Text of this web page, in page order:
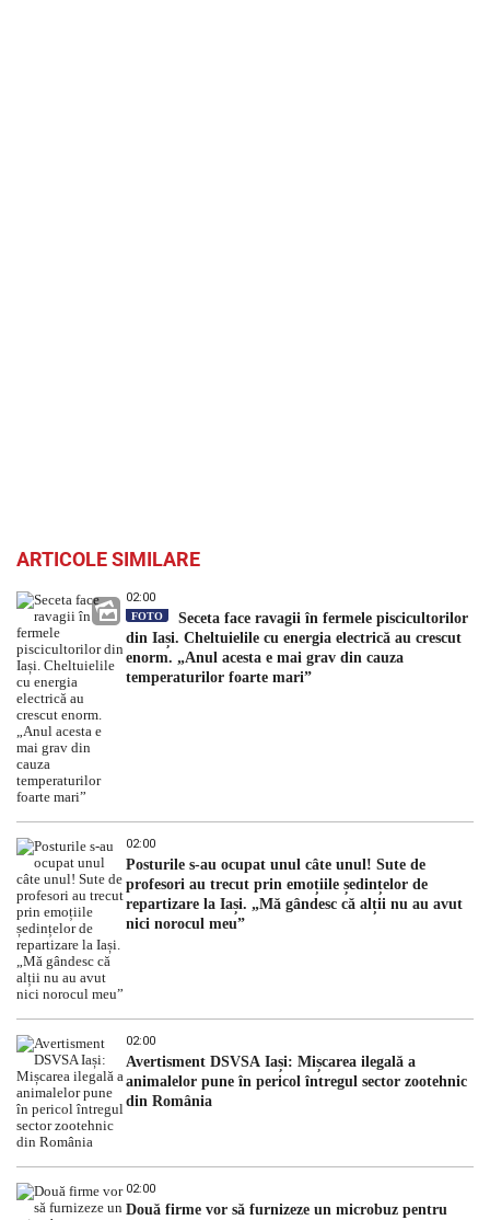
ARTICOLE SIMILARE
02:00
FOTO
Seceta face ravagii în fermele piscicultorilor
din Iași. Cheltuielile cu energia electrică au crescut
enorm. „Anul acesta e mai grav din cauza
temperaturilor foarte mari”
02:00
Posturile s-au ocupat unul câte unul! Sute de
profesori au trecut prin emoțiile ședințelor de
repartizare la Iași. „Mă gândesc că alții nu au avut
nici norocul meu”
02:00
Avertisment DSVSA Iași: Mișcarea ilegală a
animalelor pune în pericol întregul sector zootehnic
din România
02:00
Două firme vor să furnizeze un microbuz pentru